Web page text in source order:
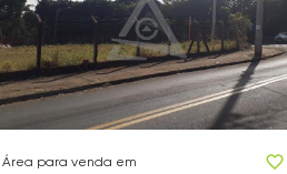
Área para venda em